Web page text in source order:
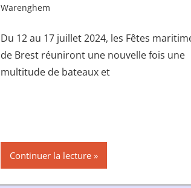
Warenghem
Du 12 au 17 juillet 2024, les Fêtes
de Brest réuniront une nouvelle fois une
multitude de bateaux et
Continuer la lecture